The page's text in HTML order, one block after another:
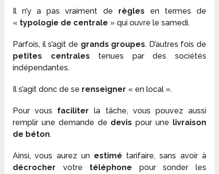
Il n’y a pas vraiment de règles en termes de
« typologie de centrale » qui ouvre le samedi.
Parfois, il s’agit de grands groupes. D’autres fois de
petites centrales tenues par des sociétés
indépendantes.
Il s’agit donc de se renseigner « en local ».
Pour vous faciliter la tâche, vous pouvez aussi
remplir une demande de devis pour une livraison
de béton.
Ainsi, vous aurez un estimé tarifaire, sans avoir à
décrocher votre téléphone pour sonder les